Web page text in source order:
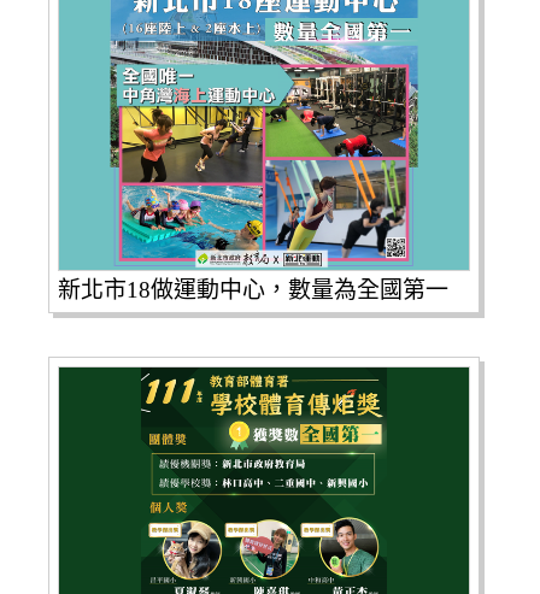
新北市18做運動中心，數量為全國第一